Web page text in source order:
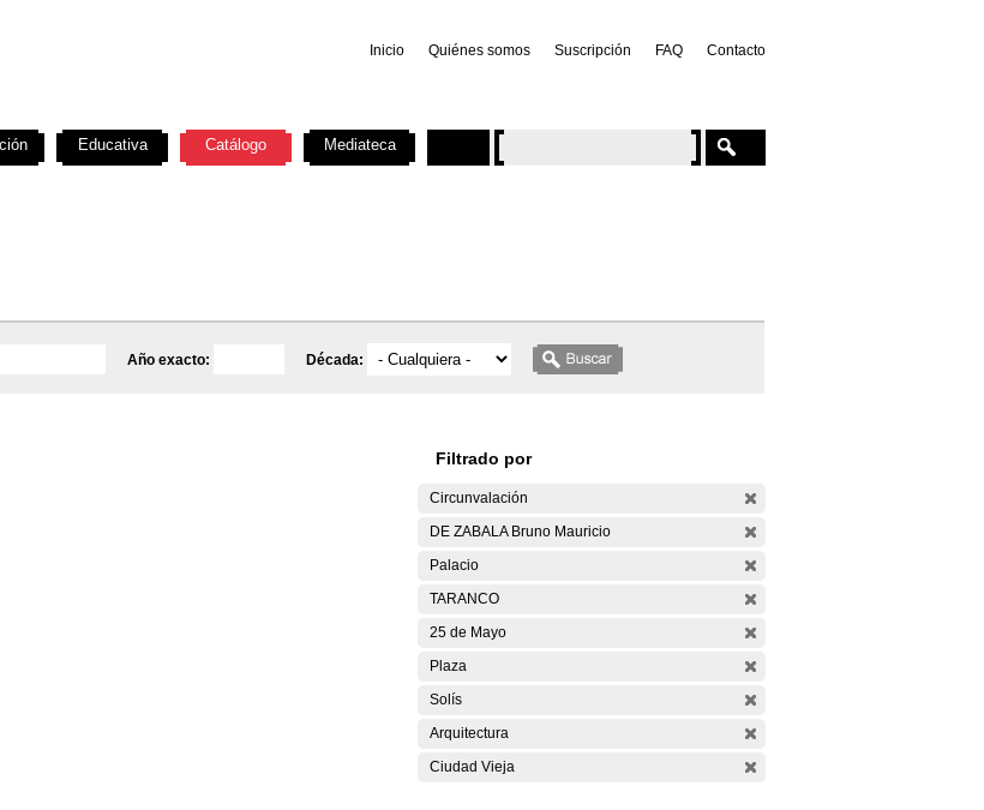
Inicio Quiénes somos Suscripción FAQ Contacto
Año exacto: Década:
Filtrado por
Circunvalación
DE ZABALA Bruno Mauricio
Palacio
TARANCO
25 de Mayo
Plaza
Solís
Arquitectura
Ciudad Vieja
Educativa Catálogo Mediateca